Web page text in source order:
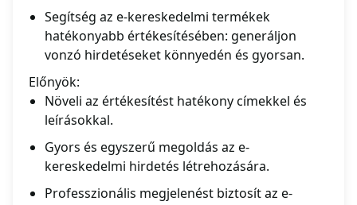
Segítség az e-kereskedelmi termékek
hatékonyabb értékesítésében: generáljon
vonzó hirdetéseket könnyedén és gyorsan.
Előnyök:
Növeli az értékesítést hatékony címekkel és
leírásokkal.
Gyors és egyszerű megoldás az e-
kereskedelmi hirdetés létrehozására.
Professzionális megjelenést biztosít az e-